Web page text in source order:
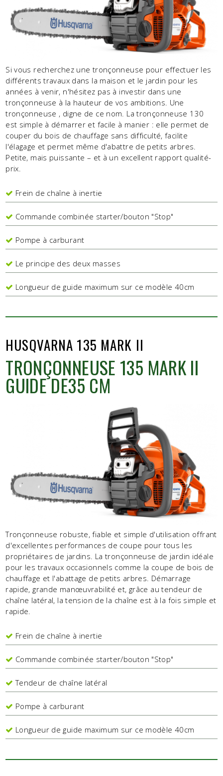
Si vous recherchez une tronçonneuse pour effectuer les
différents travaux dans la maison et le jardin pour les
années à venir, n'hésitez pas à investir dans une
tronçonneuse à la hauteur de vos ambitions. Une
tronçonneuse , digne de ce nom. La tronçonneuse 130
est simple à démarrer et facile à manier : elle permet de
couper du bois de chauffage sans difficulté, facilite
l'élagage et permet même d'abattre de petits arbres.
Petite, mais puissante – et à un excellent rapport qualité-
prix.
Frein de chaîne à inertie
Commande combinée starter/bouton "Stop"
Pompe à carburant
Le principe des deux masses
Longueur de guide maximum sur ce modèle 40cm
HUSQVARNA 135 MARK II
TRONÇONNEUSE 135 MARK II
GUIDE DE35 CM
Tronçonneuse robuste, fiable et simple d'utilisation offrant
d'excellentes performances de coupe pour tous les
propriétaires de jardins. La tronçonneuse de jardin idéale
pour les travaux occasionnels comme la coupe de bois de
chauffage et l'abattage de petits arbres. Démarrage
rapide, grande manœuvrabilité et, grâce au tendeur de
chaîne latéral, la tension de la chaîne est à la fois simple et
rapide.
Frein de chaîne à inertie
Commande combinée starter/bouton "Stop"
Tendeur de chaîne latéral
Pompe à carburant
Longueur de guide maximum sur ce modèle 40cm